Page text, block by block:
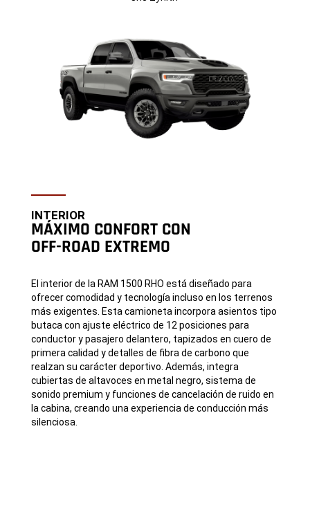
INTERIOR
MÁXIMO CONFORT CON
OFF-ROAD EXTREMO
El interior de la RAM 1500 RHO está diseñado para
ofrecer comodidad y tecnología incluso en los terrenos
más exigentes. Esta camioneta incorpora asientos tipo
butaca con ajuste eléctrico de 12 posiciones para
conductor y pasajero delantero, tapizados en cuero de
primera calidad y detalles de fibra de carbono que
realzan su carácter deportivo. Además, integra
cubiertas de altavoces en metal negro, sistema de
sonido premium y funciones de cancelación de ruido en
la cabina, creando una experiencia de conducción más
silenciosa.